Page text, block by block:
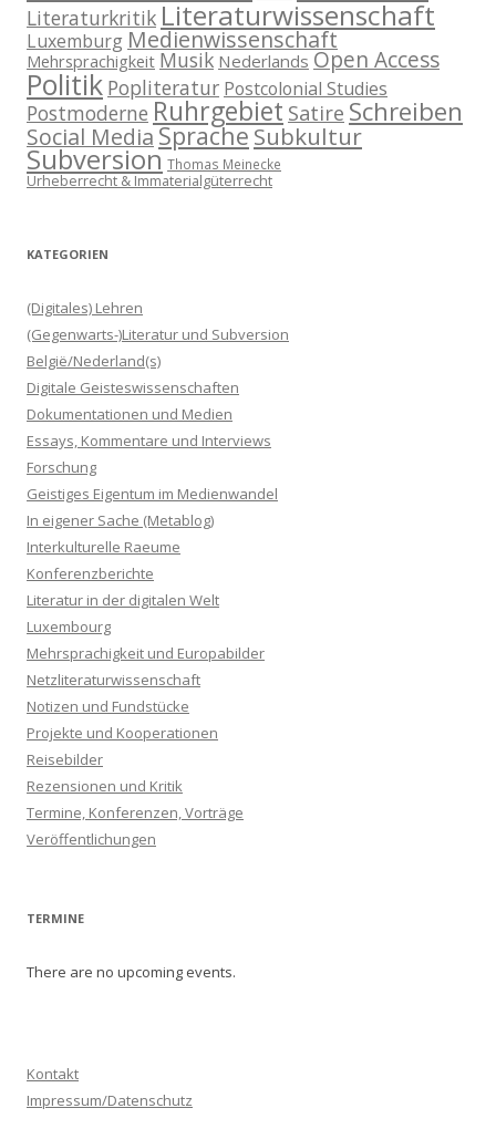
LiteraturkritikLiteraturwissenschaft
Luxemburg Medienwissenschaft
Mehrsprachigkeit Musik Nederlands Open Access
Politik Popliteratur Postcolonial Studies
Postmoderne Ruhrgebiet Satire Schreiben
Social MediaSpracheSubkultur
Subversion Thomas Meinecke
Urheberrecht & Immaterialgüterrecht
KATEGORIEN
(Digitales) Lehren
(Gegenwarts-)Literatur und Subversion
België/Nederland(s)
Digitale Geisteswissenschaften
Dokumentationen und Medien
Essays, Kommentare und Interviews
Forschung
Geistiges Eigentum im Medienwandel
In eigener Sache (Metablog)
Interkulturelle Raeume
Konferenzberichte
Literatur in der digitalen Welt
Luxembourg
Mehrsprachigkeit und Europabilder
Netzliteraturwissenschaft
Notizen und Fundstücke
Projekte und Kooperationen
Reisebilder
Rezensionen und Kritik
Termine, Konferenzen, Vorträge
Veröffentlichungen
TERMINE
There are no upcoming events.
Kontakt
Impressum/Datenschutz